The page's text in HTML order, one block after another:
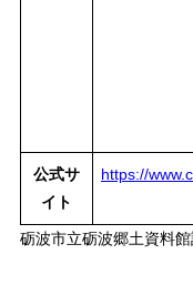
公式サ
イト
https://
砺波市立砺波郷土資料